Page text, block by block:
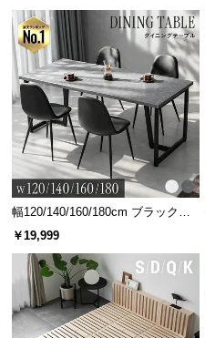
幅120/140/160/180cm ブラックフ
レーム ダイニング 大理石調 4人掛
￥19,999